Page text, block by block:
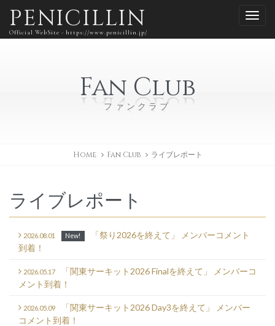
PENICILLIN
Official WebSite - https://www.penicillin.jp/
Fan Club
ファンクラブ
Home Fan Club ライブレポート
ライブレポート
2026.08.01 New!
「祭り2026を終えて」 メンバーコメント
到着！
2026.05.17
「関東サーキット2026 Finalを終えて」 メンバーコ
メント到着！
2026.05.09
「関東サーキット2026 Day3を終えて」 メンバー
コメント到着！